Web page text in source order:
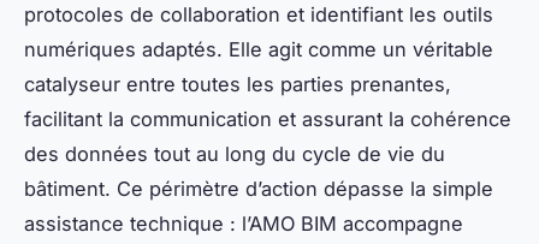
protocoles de collaboration et identifiant les outils
numériques adaptés. Elle agit comme un véritable
catalyseur entre toutes les parties prenantes,
facilitant la communication et assurant la cohérence
des données tout au long du cycle de vie du
bâtiment. Ce périmètre d’action dépasse la simple
assistance technique : l’AMO BIM accompagne